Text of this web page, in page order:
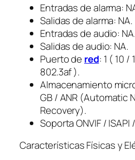
Entradas de alarma:
Salidas de alarma: NA.
Entradas de audio: NA.
Salidas de audio: NA.
Puerto de red: 1 ( 10 /
802.3af ).
Almacenamiento
GB / ANR (Automatic
Recovery).
Soporta ONVIF / ISAPI
Características Físicas y